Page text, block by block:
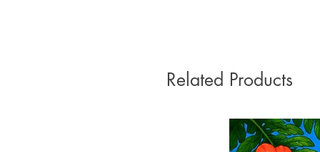
Related Products